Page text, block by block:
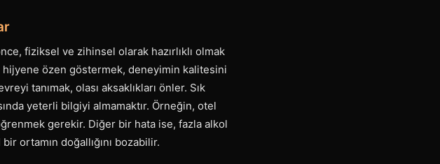
fiziksel ve zihinsel olarak hazırlıklı olmak
özen göstermek, deneyimin kalitesini
tanımak, olası aksaklıkları önler. Sık
yeterli bilgiyi almamaktır. Örneğin, otel
gerekir. Diğer bir hata ise, fazla alkol
ortamın doğallığını bozabilir.